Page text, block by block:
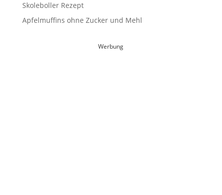
Skoleboller Rezept
Apfelmuffins ohne Zucker und Mehl
Werbung